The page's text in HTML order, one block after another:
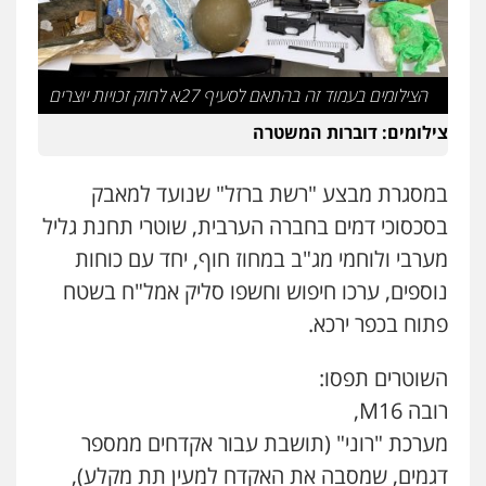
פלילי מעצרים וחקירות עורכי דין לענייני
אסירים
0505216700
אייל בן שושן, עורך דין פלילי
פלילי מעצרים וחקירות
עו"ד שלומי שרון
פלילי צבאי מעצרים וחקירות
0547342002
עו"ד אלון קריטי
פלילי
הצילומים בעמוד זה בהתאם לסעיף 27א לחוק זכויות יוצרים
צילומים: דוברות המשטרה
במסגרת מבצע "רשת ברזל" שנועד למאבק
בסכסוכי דמים בחברה הערבית, שוטרי תחנת גליל
מערבי ולוחמי מג"ב במחוז חוף, יחד עם כוחות
נוספים, ערכו חיפוש וחשפו סליק אמל"ח בשטח
פתוח בכפר ירכא.
השוטרים תפסו:
רובה M16,
מערכת "רוני" (תושבת עבור אקדחים ממספר
דגמים, שמסבה את האקדח למעין תת מקלע),
שני אלגרבלי – משרד עורכי דין
פלילי עורכי דין לענייני אסירים תעבורה
0507120031
עו"ד אייל אביטל
0544712201
0524282442
כבריאן, מזר – משרד עורכי דין